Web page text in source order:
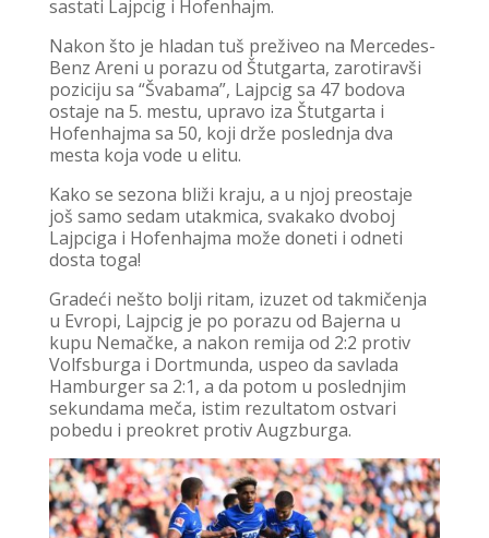
sastati Lajpcig i Hofenhajm.
Nakon što je hladan tuš preživeo na Mercedes-
Benz Areni u porazu od Štutgarta, zarotiravši
poziciju sa “Švabama”, Lajpcig sa 47 bodova
ostaje na 5. mestu, upravo iza Štutgarta i
Hofenhajma sa 50, koji drže poslednja dva
mesta koja vode u elitu.
Kako se sezona bliži kraju, a u njoj preostaje
još samo sedam utakmica, svakako dvoboj
Lajpciga i Hofenhajma može doneti i odneti
dosta toga!
Gradeći nešto bolji ritam, izuzet od takmičenja
u Evropi, Lajpcig je po porazu od Bajerna u
kupu Nemačke, a nakon remija od 2:2 protiv
Volfsburga i Dortmunda, uspeo da savlada
Hamburger sa 2:1, a da potom u poslednjim
sekundama meča, istim rezultatom ostvari
pobedu i preokret protiv Augzburga.